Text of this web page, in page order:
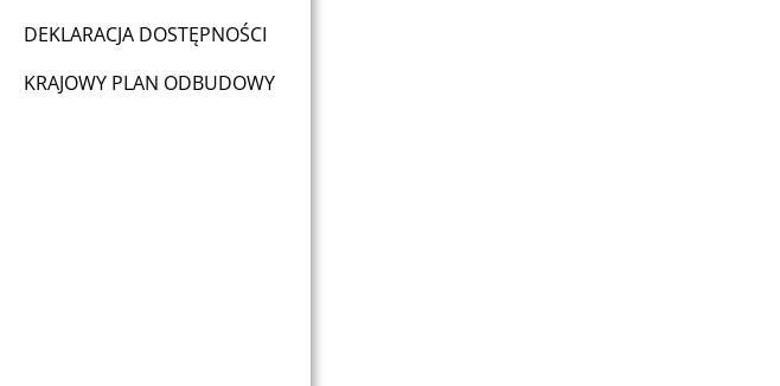
DEKLARACJA DOSTĘPNOŚCI
KRAJOWY PLAN ODBUDOWY